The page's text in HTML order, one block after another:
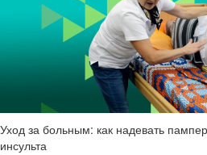
Уход за больным: как надевать
инсульта